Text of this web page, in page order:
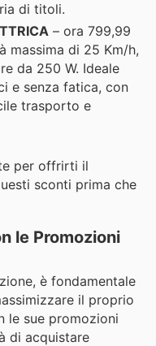
di titoli.
– ora 799,99
massima di 25 Km/h,
da 250 W. Ideale
e senza fatica, con
trasporto e
per offrirti il
sconti prima che
le Promozioni
è fondamentale
il proprio
le sue promozioni
di acquistare